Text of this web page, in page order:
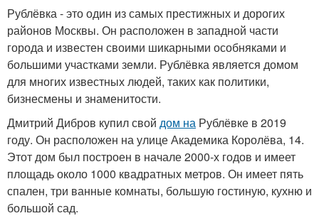
Рублёвка - это один из самых престижных и дорогих
районов Москвы. Он расположен в западной части
города и известен своими шикарными особняками и
большими участками земли. Рублёвка является домом
для многих известных людей, таких как политики,
бизнесмены и знаменитости.
Дмитрий Дибров купил свой дом на Рублёвке в 2019
году. Он расположен на улице Академика Королёва, 14.
Этот дом был построен в начале 2000-х годов и имеет
площадь около 1000 квадратных метров. Он имеет пять
спален, три ванные комнаты, большую гостиную, кухню и
большой сад.